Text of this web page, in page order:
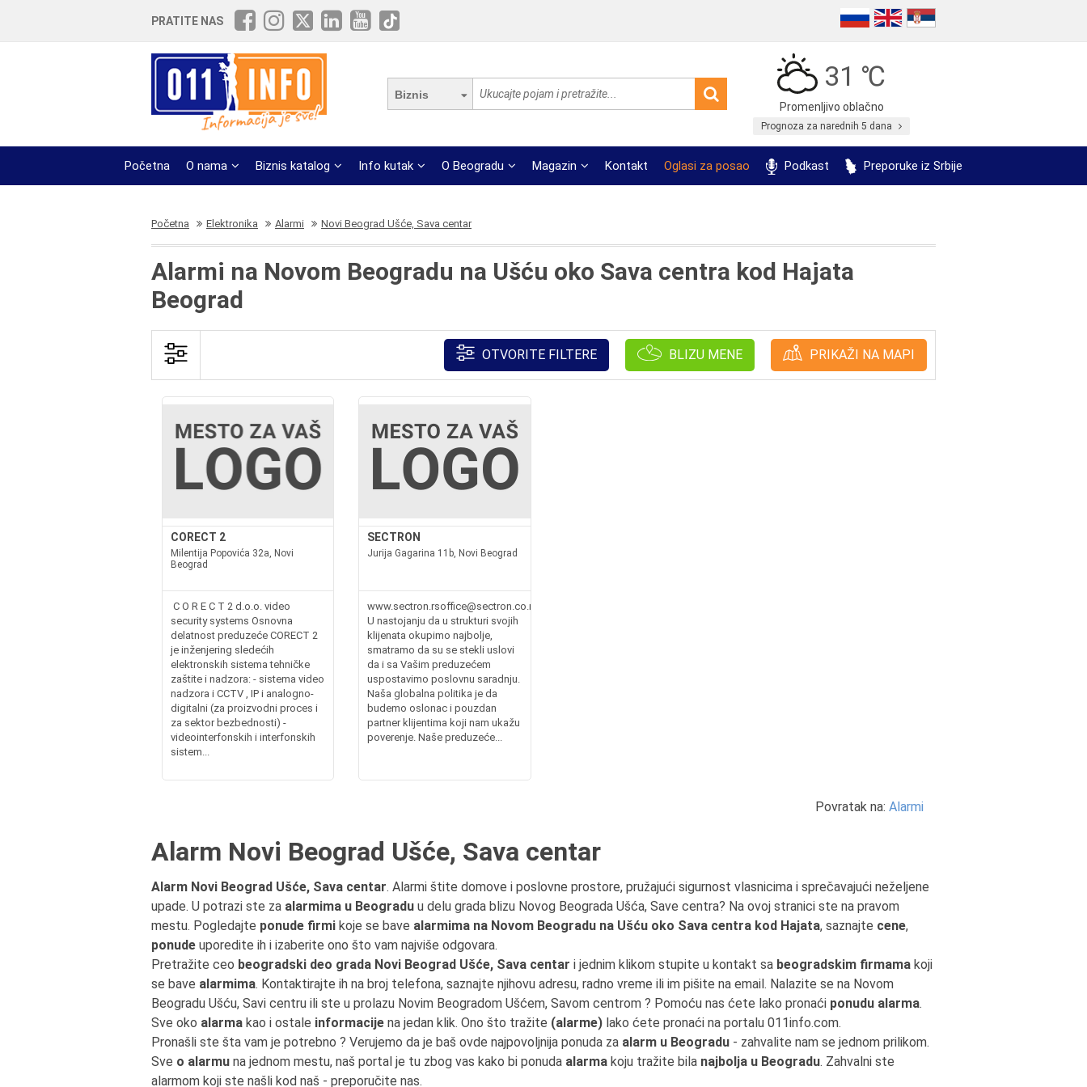
PRATITE NAS
Biznis
31 ℃
Promenljivo oblačno
Prognoza za narednih 5 dana
Početna O nama Biznis katalog Info kutak O Beogradu Magazin Kontakt Oglasi za posao Podkast Preporuke iz Srbije
Početna Elektronika Alarmi Novi Beograd Ušće, Sava centar
Alarmi na Novom Beogradu na Ušću oko Sava centra kod Hajata
Beograd
OTVORITE FILTERE BLIZU MENE PRIKAŽI NA MAPI
CORECT 2
Milentija Popovića 32a, Novi
Beograd
C O R E C T 2 d.o.o. video
security systems Osnovna
delatnost preduzeće CORECT 2
je inženjering sledećih
elektronskih sistema tehničke
zaštite i nadzora: - sistema video
nadzora i CCTV , IP i analogno-
digitalni (za proizvodni proces i
za sektor bezbednosti) -
videointerfonskih i interfonskih
sistem...
SECTRON
Jurija Gagarina 11b, Novi Beograd
www.sectron.rsoffice@sectron.co.rs
U nastojanju da u strukturi svojih
klijenata okupimo najbolje,
smatramo da su se stekli uslovi
da i sa Vašim preduzećem
uspostavimo poslovnu saradnju.
Naša globalna politika je da
budemo oslonac i pouzdan
partner klijentima koji nam ukažu
poverenje. Naše preduzeće...
Povratak na: Alarmi
Alarm Novi Beograd Ušće, Sava centar
Alarm Novi Beograd Ušće, Sava centar. Alarmi štite domove i poslovne prostore, pružajući sigurnost vlasnicima i sprečavajući neželjene
upade. U potrazi ste za alarmima u Beogradu u delu grada blizu Novog Beograda Ušća, Save centra? Na ovoj stranici ste na pravom
mestu. Pogledajte ponude firmi koje se bave alarmima na Novom Beogradu na Ušću oko Sava centra kod Hajata, saznajte cene,
ponude uporedite ih i izaberite ono što vam najviše odgovara.
Pretražite ceo beogradski deo grada Novi Beograd Ušće, Sava centar i jednim klikom stupite u kontakt sa beogradskim firmama koji
se bave alarmima. Kontaktirajte ih na broj telefona, saznajte njihovu adresu, radno vreme ili im pišite na email. Nalazite se na Novom
Beogradu Ušću, Savi centru ili ste u prolazu Novim Beogradom Ušćem, Savom centrom ? Pomoću nas ćete lako pronaći ponudu alarma.
Sve oko alarma kao i ostale informacije na jedan klik. Ono što tražite (alarme) lako ćete pronaći na portalu 011info.com.
Pronašli ste šta vam je potrebno ? Verujemo da je baš ovde najpovoljnija ponuda za alarm u Beogradu - zahvalite nam se jednom prilikom.
Sve o alarmu na jednom mestu, naš portal je tu zbog vas kako bi ponuda alarma koju tražite bila najbolja u Beogradu. Zahvalni ste
alarmom koji ste našli kod naš - preporučite nas.